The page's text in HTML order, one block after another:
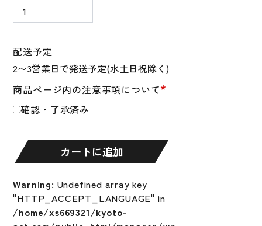
商品ページ内の注意事項について*
確認・了承済み
配送予定
ル
ペ
サ
ス
ス
ポ
ツ
サ
グ
ラ
ス
カートに追加
Warning: Undefined array key
"HTTP_ACCEPT_LANGUAGE" in
/home/xs669321/kyoto-